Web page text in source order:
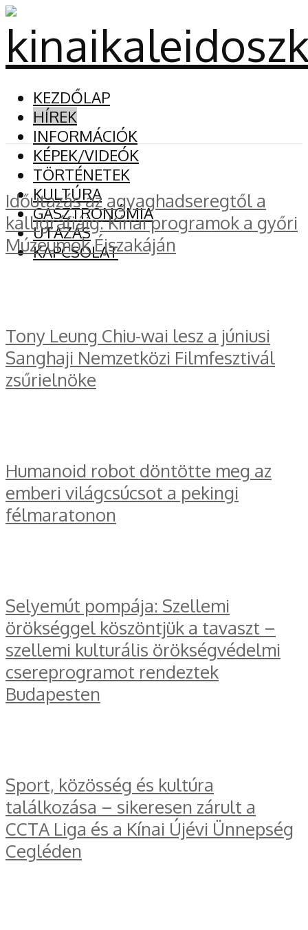
KEZDŐLAP
HÍREK
INFORMÁCIÓK
KÉPEK/VIDEÓK
TÖRTÉNETEK
KULTÚRA
GASZTRONÓMIA
UTAZÁS
KAPCSOLAT
Időutazás az agyaghadseregtől a
kalligráfiáig: Kínai programok a győri
Múzeumok Éjszakáján
Tony Leung Chiu-wai lesz a júniusi
Sanghaji Nemzetközi Filmfesztivál
zsűrielnöke
Humanoid robot döntötte meg az
emberi világcsúcsot a pekingi
félmaratonon
Selyemút pompája: Szellemi
örökséggel köszöntjük a tavaszt –
szellemi kulturális örökségvédelmi
csereprogramot rendeztek
Budapesten
Sport, közösség és kultúra
találkozása – sikeresen zárult a
CCTA Liga és a Kínai Újévi Ünnepség
Cegléden